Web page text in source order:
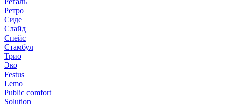
Ретро
Сиде
Слайд
Спейс
Стамбул
Трио
Эко
Festus
Lemo
Public comfort
Solution